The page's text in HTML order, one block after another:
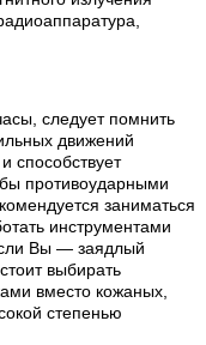
следует помнить
движений
способствует
противоударными
заниматься
инструментами
Вы — заядлый
выбирать
вместо кожаных,
степенью